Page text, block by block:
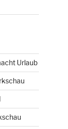
Urlaub